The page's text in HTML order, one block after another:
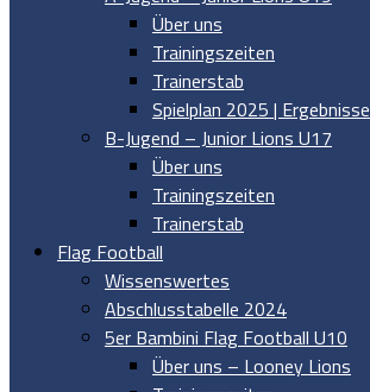
Über uns
Trainingszeiten
Trainerstab
Spielplan 2025 | Ergebnisse
B-Jugend – Junior Lions U17
Über uns
Trainingszeiten
Trainerstab
Flag Football
Wissenswertes
Abschlusstabelle 2024
5er Bambini Flag Football U10
Über uns – Looney Lions